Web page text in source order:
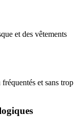
et des vêtements
et sans trop